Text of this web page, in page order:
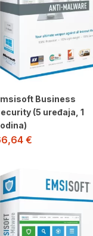
Business
(5 uređaja, 1
€